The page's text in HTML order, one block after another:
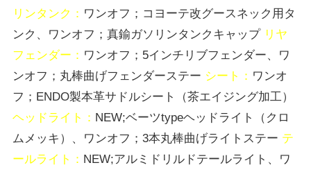
リンタンク： ワンオフ；コヨーテ改グースネック用タ
ンク、ワンオフ；真鍮ガソリンタンクキャップ リヤ
フェンダー： ワンオフ；5インチリブフェンダー、ワ
ンオフ；丸棒曲げフェンダーステー シート： ワンオ
フ；ENDO製本革サドルシート（茶エイジング加工）
ヘッドライト： NEW;ベーツtypeヘッドライト（クロ
ムメッキ）、ワンオフ；3本丸棒曲げライトステー テ
ールライト： NEW;アルミドリルドテールライト、ワ